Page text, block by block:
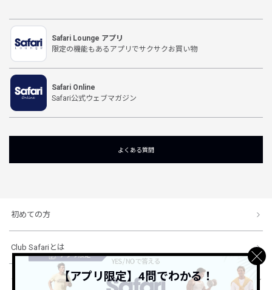
Safari Lounge アプリ
限定の機能もあるアプリでサクサクお買い物
Safari Online
Safari公式ウェブマガジン
よくある質問
初めての方
Club Safariとは
ショッピングガイド【アプリ限定】4問でわかる！